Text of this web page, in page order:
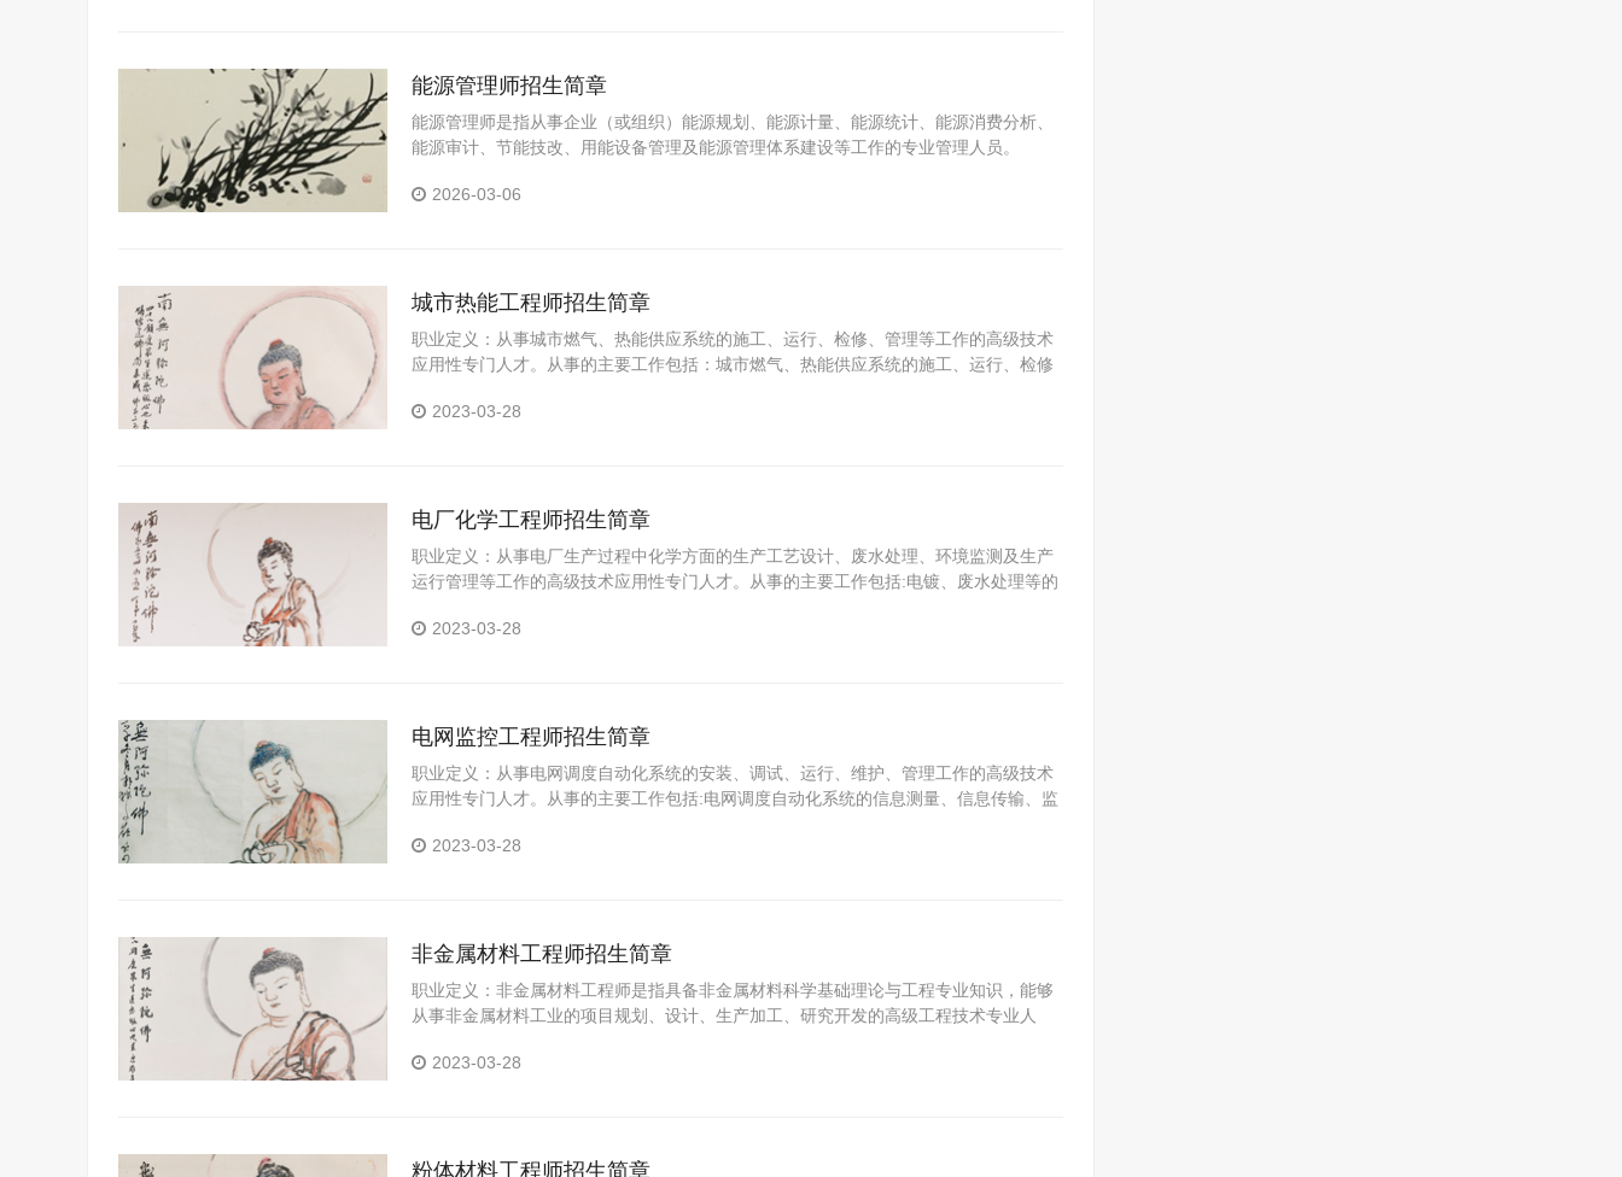
能源管理师招生简章
能源管理师是指从事企业（或组织）能源规划、能源计量、能源统计、能源消费分析、
能源审计、节能技改、用能设备管理及能源管理体系建设等工作的专业管理人员。
2026-03-06
城市热能工程师招生简章
职业定义：从事城市燃气、热能供应系统的施工、运行、检修、管理等工作的高级技术
应用性专门人才。从事的主要工作包括：城市燃气、热能供应系统的施工、运行、检修
2023-03-28
电厂化学工程师招生简章
职业定义：从事电厂生产过程中化学方面的生产工艺设计、废水处理、环境监测及生产
运行管理等工作的高级技术应用性专门人才。从事的主要工作包括:电镀、废水处理等的
2023-03-28
电网监控工程师招生简章
职业定义：从事电网调度自动化系统的安装、调试、运行、维护、管理工作的高级技术
应用性专门人才。从事的主要工作包括:电网调度自动化系统的信息测量、信息传输、监
2023-03-28
非金属材料工程师招生简章
职业定义：非金属材料工程师是指具备非金属材料科学基础理论与工程专业知识，能够
从事非金属材料工业的项目规划、设计、生产加工、研究开发的高级工程技术专业人
2023-03-28
粉体材料工程师招生简章